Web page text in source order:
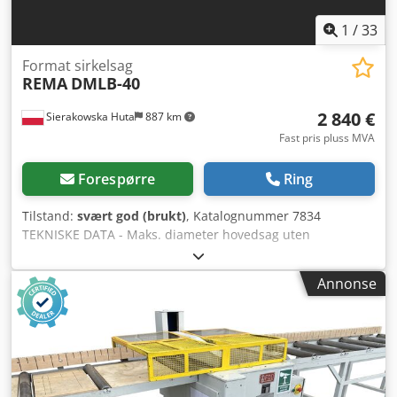
1 /33
Sierakowska Huta 887 km
Format sirkelsag
REMA DMLB-40
2 840 €
Fast pris pluss MVA
Forespørre Ring
Tilstand: svært god (brukt), Katalognummer 7834
TEKNISKE DATA - Maks. diameter hovedsag uten
rissaggregat: 400 mm - Maks. diameter sagblad med
rissaggregat: 350 mm - Maks. skjærehøyde med 350 mm
blad: 100 mm - Hovedblad regulerbart opp/ned og i vinkel
- Stor beskyttelse for sagbladet - Spindeldiameter: 30 mm -
Med formatskyvebord - Skjærelengde på skyvebord: 1400
mm - Skjærebredde ved anlegg: 1180 mm - Med sidebord -
Sidebordets anlegg regulerbart i vinkel - Med rissaggregat
- Maks. diameter rissaggregat: 120 mm - Rissaggregatets
Annonse